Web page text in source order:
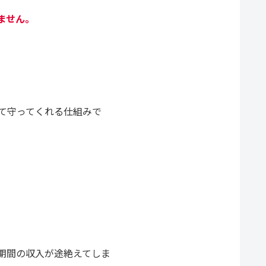
ん。
守ってくれる仕組みで
間の収入が途絶えてしま